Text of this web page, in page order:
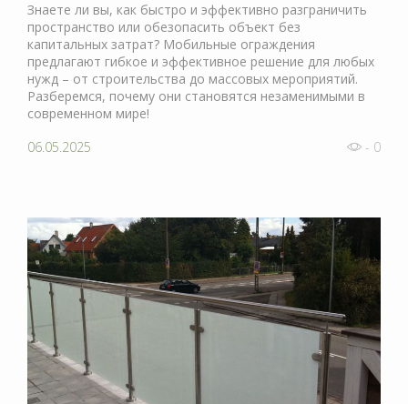
Знаете ли вы, как быстро и эффективно разграничить
пространство или обезопасить объект без
капитальных затрат? Мобильные ограждения
предлагают гибкое и эффективное решение для любых
нужд – от строительства до массовых мероприятий.
Разберемся, почему они становятся незаменимыми в
современном мире!
06.05.2025
- 0